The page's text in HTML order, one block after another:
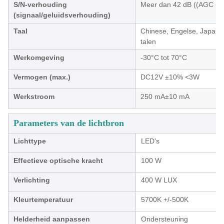
S/N-verhouding
(signaal/geluidsverhouding)
Meer dan 42 dB ((AGC
Taal
Chinese, Engelse,
talen
Werkomgeving
-30°C tot 70°C
Vermogen (max.) DC12V ±10% <3W
Werkstroom 250 mA±10 mA
Parameters van de lichtbron
Lichttype LED's
Effectieve optische kracht 100 W
Verlichting 400 W LUX
Kleurtemperatuur 5700K +/-500K
Helderheid aanpassen Ondersteuning